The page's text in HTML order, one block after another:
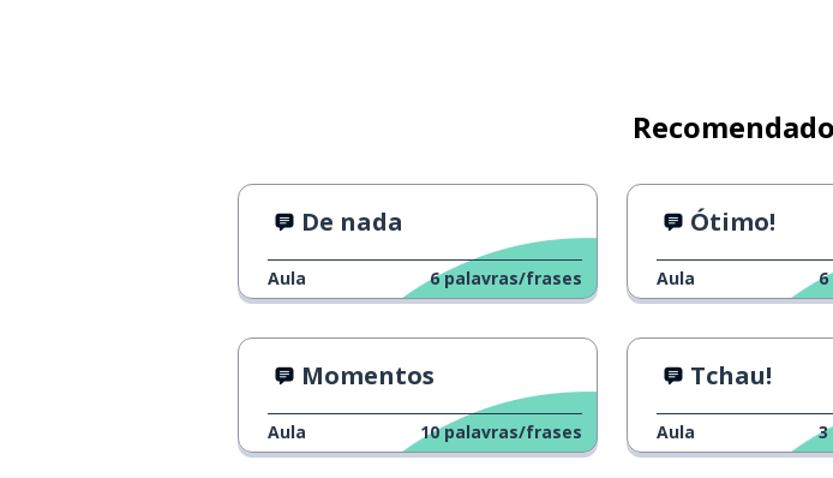
De nada
Aula 6 palavras/frases
Ótimo!
Aula 6
Momentos
Aula 10 palavras/frases
Tchau!
Aula 3